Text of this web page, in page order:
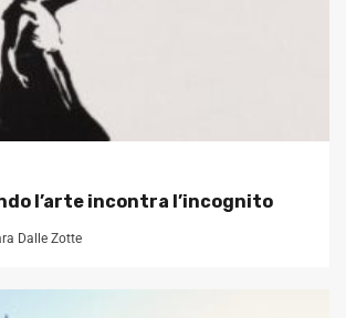
l’arte incontra l’incognito
Dalle Zotte